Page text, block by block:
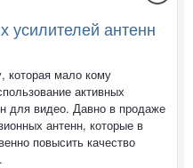
усилителей антенн
которая мало кому
активных
для видео. Давно в продаже
антенн, которые в
повысить качество